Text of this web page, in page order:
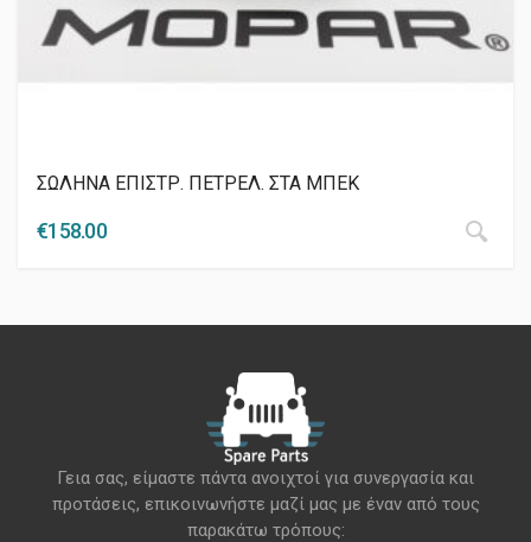
ΣΩΛΗΝΑ ΕΠΙΣΤΡ. ΠΕΤΡΕΛ. ΣΤΑ ΜΠΕΚ
€158.00
Γεια σας, είμαστε πάντα ανοιχτοί για συνεργασία και
προτάσεις, επικοινωνήστε μαζί μας με έναν από τους
παρακάτω τρόπους: